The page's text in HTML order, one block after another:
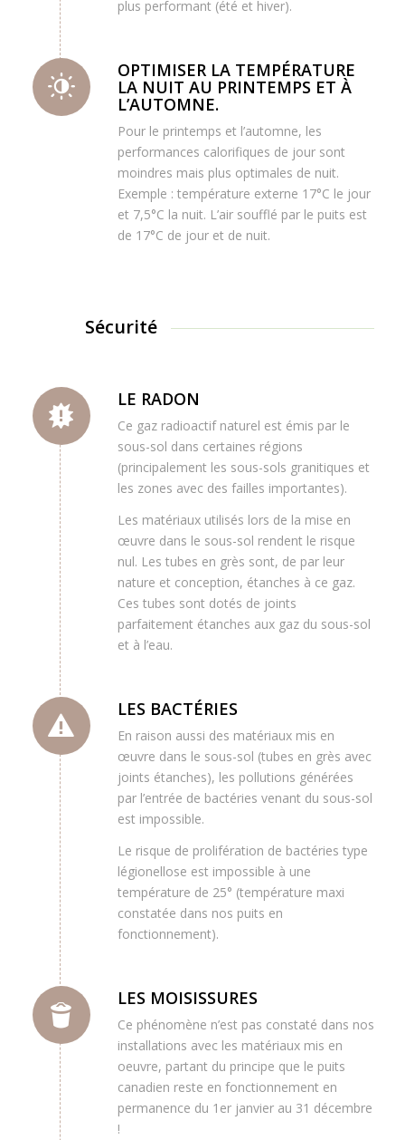
plus performant (été et hiver).
OPTIMISER LA TEMPÉRATURE
LA NUIT AU PRINTEMPS ET À
L’AUTOMNE.
Pour le printemps et l’automne, les
performances calorifiques de jour sont
moindres mais plus optimales de nuit.
Exemple : température externe 17°C le jour
et 7,5°C la nuit. L’air soufflé par le puits est
de 17°C de jour et de nuit.
Sécurité
LE RADON
Ce gaz radioactif naturel est émis par le
sous-sol dans certaines régions
(principalement les sous-sols granitiques et
les zones avec des failles importantes).
Les matériaux utilisés lors de la mise en
œuvre dans le sous-sol rendent le risque
nul. Les tubes en grès sont, de par leur
nature et conception, étanches à ce gaz.
Ces tubes sont dotés de joints
parfaitement étanches aux gaz du sous-sol
et à l’eau.
LES BACTÉRIES
En raison aussi des matériaux mis en
œuvre dans le sous-sol (tubes en grès avec
joints étanches), les pollutions générées
par l’entrée de bactéries venant du sous-sol
est impossible.
Le risque de prolifération de bactéries type
légionellose est impossible à une
température de 25° (température maxi
constatée dans nos puits en
fonctionnement).
LES MOISISSURES
Ce phénomène n’est pas constaté dans nos
installations avec les matériaux mis en
oeuvre, partant du principe que le puits
canadien reste en fonctionnement en
permanence du 1er janvier au 31 décembre
!